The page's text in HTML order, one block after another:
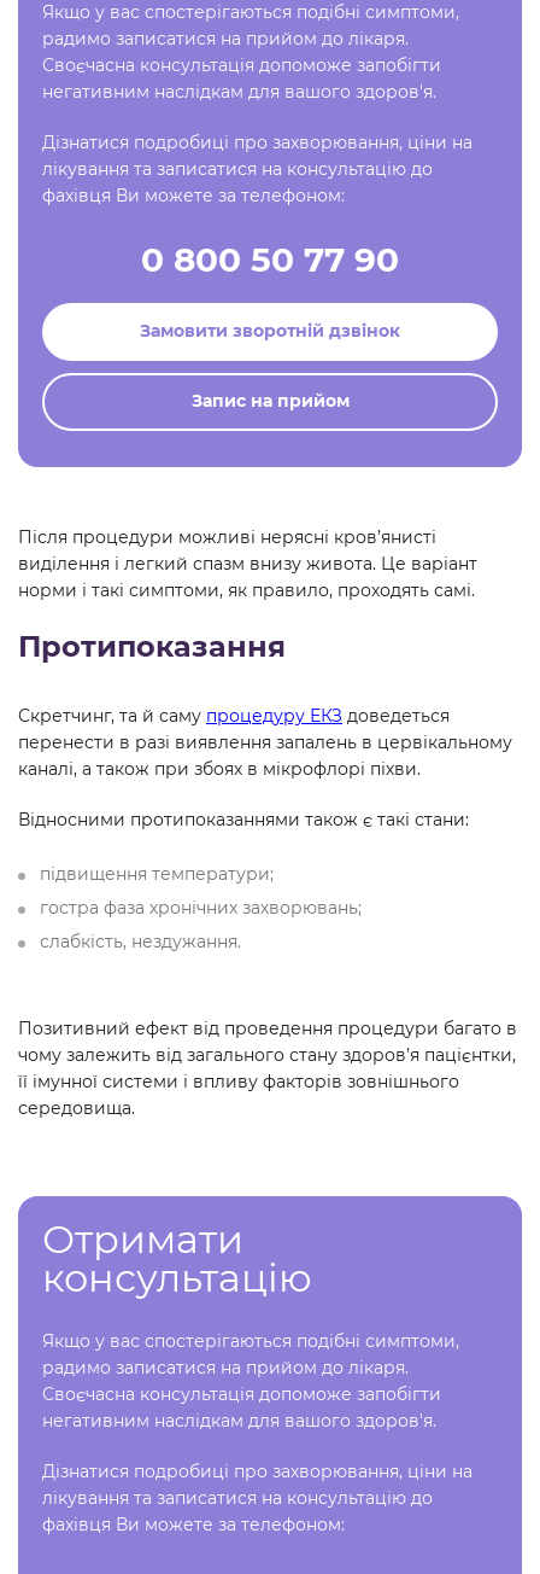
Якщо у вас спостерігаються подібні симптоми,
радимо записатися на прийом до лікаря.
Своєчасна консультація допоможе запобігти
негативним наслідкам для вашого здоров'я.
Дізнатися подробиці про захворювання, ціни на
лікування та записатися на консультацію до
фахівця Ви можете за телефоном:
0 800 50 77 90
Замовити зворотній дзвінок
Запис на прийом
Після процедури можливі нерясні кров’янисті
виділення і легкий спазм внизу живота. Це варіант
норми і такі симптоми, як правило, проходять самі.
Протипоказання
Скретчинг, та й саму процедуру ЕКЗ доведеться
перенести в разі виявлення запалень в цервікальному
каналі, а також при збоях в мікрофлорі піхви.
Відносними протипоказаннями також є такі стани:
підвищення температури;
гостра фаза хронічних захворювань;
слабкість, нездужання.
Позитивний ефект від проведення процедури багато в
чому залежить від загального стану здоров’я пацієнтки,
її імунної системи і впливу факторів зовнішнього
середовища.
Отримати
консультацію
Якщо у вас спостерігаються подібні симптоми,
радимо записатися на прийом до лікаря.
Своєчасна консультація допоможе запобігти
негативним наслідкам для вашого здоров'я.
Дізнатися подробиці про захворювання, ціни на
лікування та записатися на консультацію до
фахівця Ви можете за телефоном: